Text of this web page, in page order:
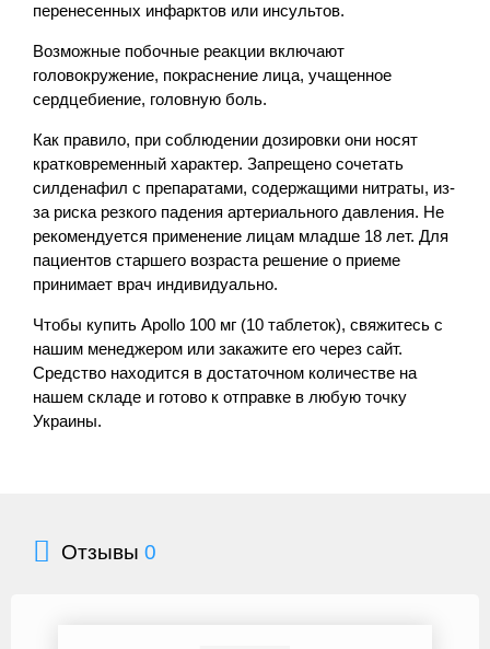
перенесенных инфарктов или инсультов.
Возможные побочные реакции включают
головокружение, покраснение лица, учащенное
сердцебиение, головную боль.
Как правило, при соблюдении дозировки они носят
кратковременный характер. Запрещено сочетать
силденафил с препаратами, содержащими нитраты, из-
за риска резкого падения артериального давления. Не
рекомендуется применение лицам младше 18 лет. Для
пациентов старшего возраста решение о приеме
принимает врач индивидуально.
Чтобы купить Apollo 100 мг (10 таблеток), свяжитесь с
нашим менеджером или закажите его через сайт.
Средство находится в достаточном количестве на
нашем складе и готово к отправке в любую точку
Украины.
Отзывы 0